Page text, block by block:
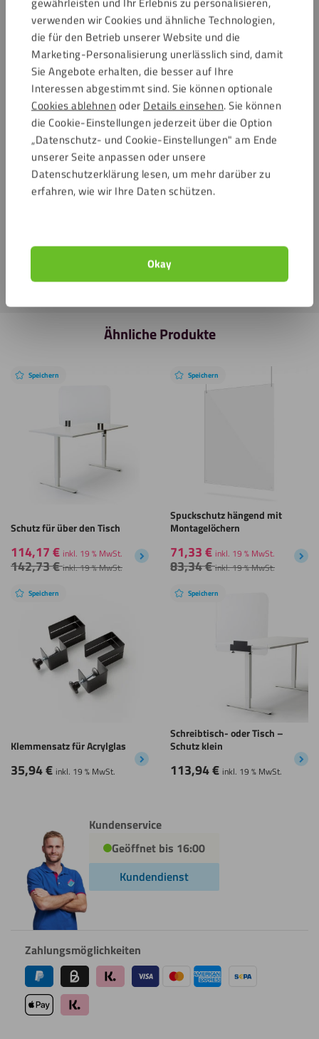
verwenden wir Cookies und ähnliche Technologien,
die für den Betrieb unserer Website und die
Marketing-Personalisierung unerlässlich sind, damit
Sie Angebote erhalten, die besser auf Ihre
Interessen abgestimmt sind. Sie können optionale
Cookies ablehnen oder Details einsehen. Sie können
die Cookie-Einstellungen jederzeit über die Option
„Datenschutz- und Cookie-Einstellungen" am Ende
unserer Seite anpassen oder unsere
Datenschutzerklärung lesen, um mehr darüber zu
erfahren, wie wir Ihre Daten schützen.
Okay
Gut zu wissen:
Diese stehende Acrylglas Schutzwand ist für den
Innenbereich geeignet.
Behandeln Sie das Acrylglas mit einemantistatischen
Reiniger. Dies verhindert eine statische Aufladung des
Materials und somit das Anhaften von Staub.
Schauen Sie sich doch auch unsereanderen Acrylglas
Schutz für über den Tischund unsereSpuckschutz hängend
Ähnliche Produkte
Speichern
Schutz für über den Tisch
114,17€ inkl. 19 % MwSt.
142,73€ inkl. 19 % MwSt.
Speichern
Spuckschutz hängend mit
Montagelöchern
71,33€ inkl. 19 % MwSt.
83,34€ inkl. 19 % MwSt.
Speichern
Klemmensatz für Acrylglas
35,94€ inkl. 19 % MwSt.
Speichern
Schreibtisch- oder Tisch –
Schutz klein
113,94€ inkl. 19 % MwSt.
Kundenservice
Geöffnet bis 16:00
Kundendienst
Zahlungsmöglichkeiten